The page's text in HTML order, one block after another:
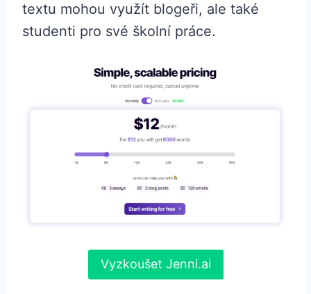
textu mohou využít blogeři, ale také
studenti pro své školní práce.
Vyzkoušet Jenni.ai